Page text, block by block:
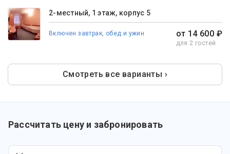
2-местный, 1 этаж, корпус 5
Включен завтрак, обед и ужин от 14 600 ₽
для 2 гостей
Смотреть все варианты ›
Рассчитать цену и забронировать